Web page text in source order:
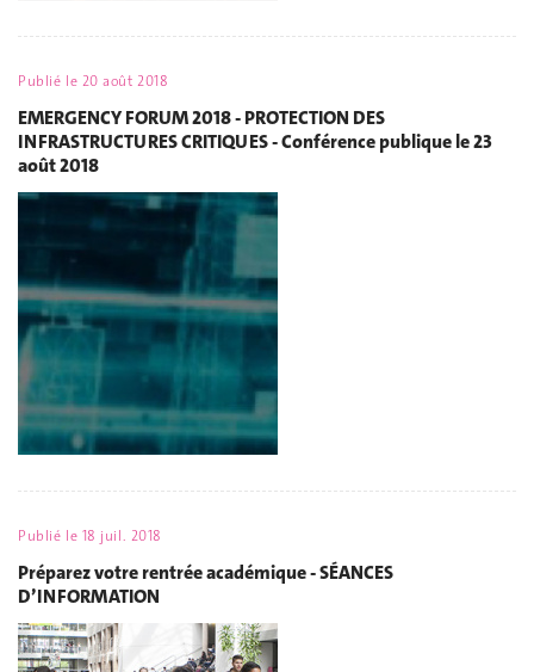
Publié le 20 août 2018
EMERGENCY FORUM 2018 - PROTECTION DES
INFRASTRUCTURES CRITIQUES - Conférence publique le 23
août 2018
Publié le 18 juil. 2018
Préparez votre rentrée académique - SÉANCES
D’INFORMATION